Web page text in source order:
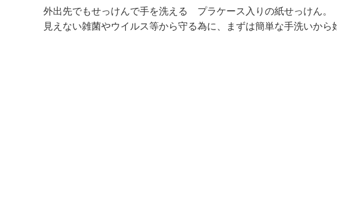
外出先でもせっけんで手を洗える プラケース入りの紙せっけん。
見えない雑菌やウイルス等から守る為に、まずは簡単な手洗いから